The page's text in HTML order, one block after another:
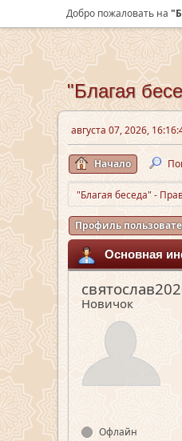
Добро пожаловать на
"Благая
августа 07, 2026,
Начало
"Благая беседа" -
Профиль
Основная
Новичок
Офлайн